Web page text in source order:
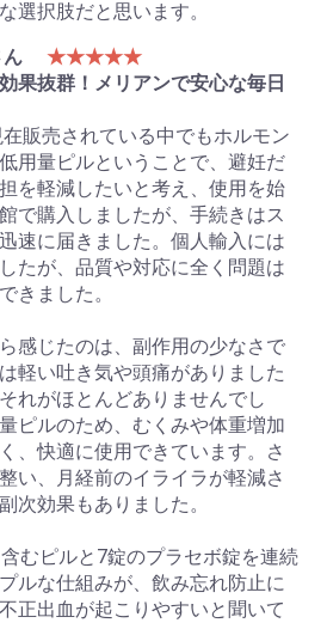
選択肢だと思います。
ん
★★★★★
果抜群！メリアンで安心な毎日
販売されている中でもホルモン
用量ピルということで、避妊だ
を軽減したいと考え、使用を始
で購入しましたが、手続きはス
速に届きました。個人輸入には
たが、品質や対応に全く問題は
きました。
感じたのは、副作用の少なさで
軽い吐き気や頭痛がありました
れがほとんどありませんでし
ピルのため、むくみや体重増加
、快適に使用できています。さ
い、月経前のイライラが軽減さ
次効果もありました。
むピルと7錠のプラセボ錠を連続
ルな仕組みが、飲み忘れ防止に
正出血が起こりやすいと聞いて